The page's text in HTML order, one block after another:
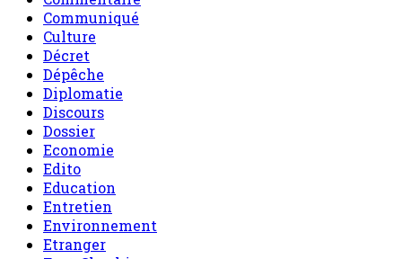
Communiqué
Culture
Décret
Dépêche
Diplomatie
Discours
Dossier
Economie
Edito
Education
Entretien
Environnement
Etranger